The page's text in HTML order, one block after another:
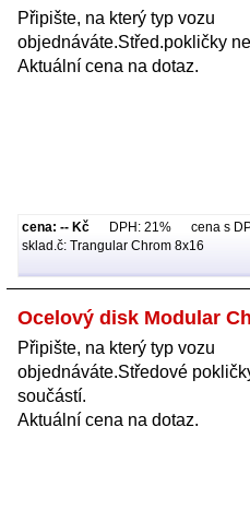
Připište, na který typ vozu
objednáváte.Střed.pokličky
Aktuální cena na dotaz.
cena: -- Kč DPH: 21% cena s
sklad.č: Trangular Chrom 8x16
Ocelový disk Modular
Připište, na který typ vozu
objednáváte.Středové
součástí.
Aktuální cena na dotaz.